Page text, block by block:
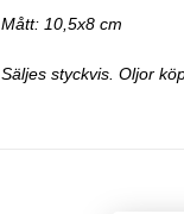
Mått: 10,5x8 cm
Säljes styckvis. Oljor